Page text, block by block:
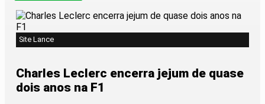
Site Lance
Charles Leclerc encerra jejum de quase
dois anos na F1